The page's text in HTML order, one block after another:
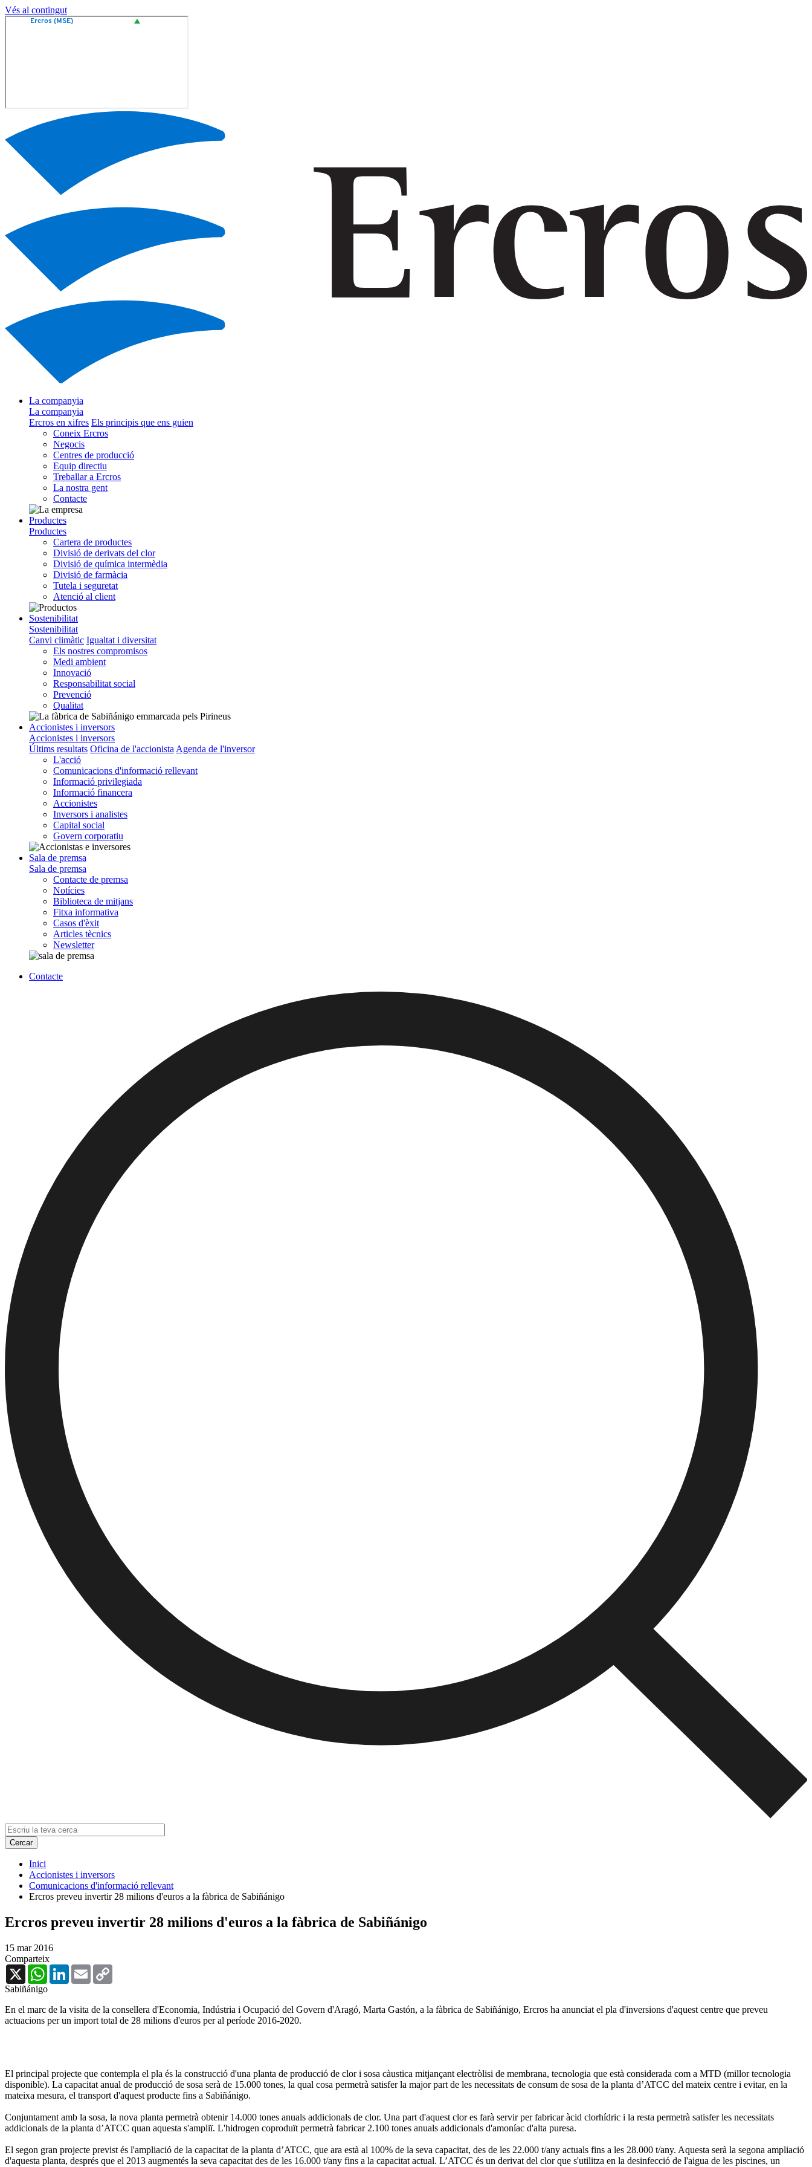
Vés al contingut
La companyia
La companyia
Ercros en xifres Els principis que ens guien
Coneix Ercros
Negocis
Centres de producció
Equip directiu
Treballar a Ercros
La nostra gent
Contacte
Productes
Productes
Cartera de productes
Divisió de derivats del clor
Divisió de química intermèdia
Divisió de farmàcia
Tutela i seguretat
Atenció al client
Sostenibilitat
Sostenibilitat
Canvi climàtic Igualtat i diversitat
Els nostres compromisos
Medi ambient
Innovació
Responsabilitat social
Prevenció
Qualitat
Accionistes i inversors
Accionistes i inversors
Últims resultats Oficina de l'accionista Agenda de l'inversor
L'acció
Comunicacions d'informació rellevant
Informació privilegiada
Informació financera
Accionistes
Inversors i analistes
Capital social
Govern corporatiu
Sala de premsa
Sala de premsa
Contacte de premsa
Notícies
Biblioteca de mitjans
Fitxa informativa
Casos d'èxit
Articles tècnics
Newsletter
Contacte
Inici
Accionistes i inversors
Comunicacions d'informació rellevant
Ercros preveu invertir 28 milions d'euros a la fàbrica de Sabiñánigo
Ercros preveu invertir 28 milions d'euros a la fàbrica de Sabiñánigo
15 mar 2016
Comparteix
X
WhatsAppLinkedInEmail
Sabiñánigo
En el marc de la visita de la consellera d'Economia, Indústria i Ocupació del Govern d'Aragó, Marta Gastón, a la fàbrica de Sabiñánigo, Ercros ha anunciat el pla d'inversions d'aquest centre que preveu
actuacions per un import total de 28 milions d'euros per al període 2016-2020.
El principal projecte que contempla el pla és la construcció d'una planta de producció de clor i sosa càustica mitjançant electròlisi de membrana, tecnologia que està considerada com a MTD (millor tecnologia
disponible). La capacitat anual de producció de sosa serà de 15.000 tones, la qual cosa permetrà satisfer la major part de les necessitats de consum de sosa de la planta d’ATCC del mateix centre i evitar, en la
mateixa mesura, el transport d'aquest producte fins a Sabiñánigo.
Conjuntament amb la sosa, la nova planta permetrà obtenir 14.000 tones anuals addicionals de clor. Una part d'aquest clor es farà servir per fabricar àcid clorhídric i la resta permetrà satisfer les necessitats
addicionals de la planta d’ATCC quan aquesta s'ampliï. L'hidrogen coproduït permetrà fabricar 2.100 tones anuals addicionals d'amoníac d'alta puresa.
El segon gran projecte previst és l'ampliació de la capacitat de la planta d’ATCC, que ara està al 100% de la seva capacitat, des de les 22.000 t/any actuals fins a les 28.000 t/any. Aquesta serà la segona ampliació
d'aquesta planta, després que el 2013 augmentés la seva capacitat des de les 16.000 t/any fins a la capacitat actual. L’ATCC és un derivat del clor que s'utilitza en la desinfecció de l'aigua de les piscines, un